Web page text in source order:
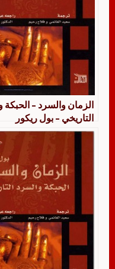
الزمان والسرد – الحبكة
التاريخي – بول ريكور